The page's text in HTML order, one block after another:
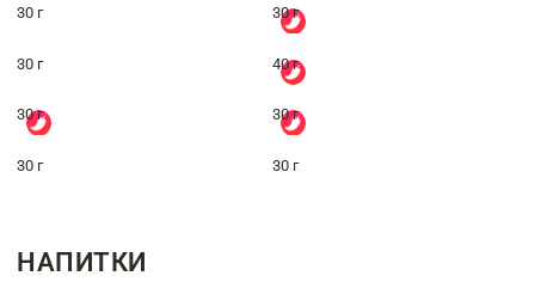
30 г 30 г
30 г 40 г
30 г 30 г
30 г 30 г
НАПИТКИ